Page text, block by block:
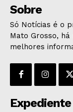
HOME
POLÍTICA
POLÍCIA
ESPORTES
ECONOMIA
OPINIÃO
Sobre
Só Notícias é o
Mato Grosso,
melhores
Expediente